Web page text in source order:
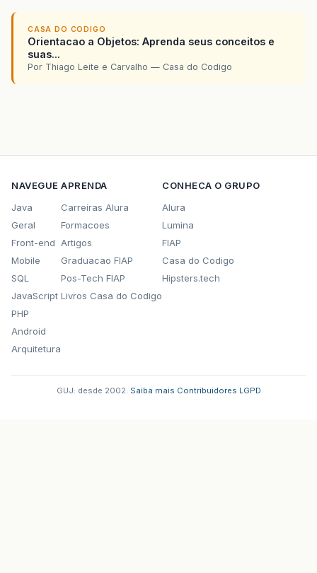
CASA DO CODIGO
Orientacao a Objetos: Aprenda seus conceitos e
suas...
Por Thiago Leite e Carvalho — Casa do Codigo
NAVEGUE
Java
Geral
Front-end
Mobile
SQL
JavaScript
PHP
Android
Arquitetura
APRENDA
Carreiras Alura
Formacoes
Artigos
Graduacao FIAP
Pos-Tech FIAP
Livros Casa do Codigo
CONHECA O GRUPO
Alura
Lumina
FIAP
Casa do Codigo
Hipsters.tech
GUJ: desde 2002. Saiba mais Contribuidores LGPD